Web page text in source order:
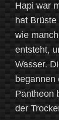
Hapi war
hat
wie
entsteht,
Wasser.
begannen
Pantheon
der